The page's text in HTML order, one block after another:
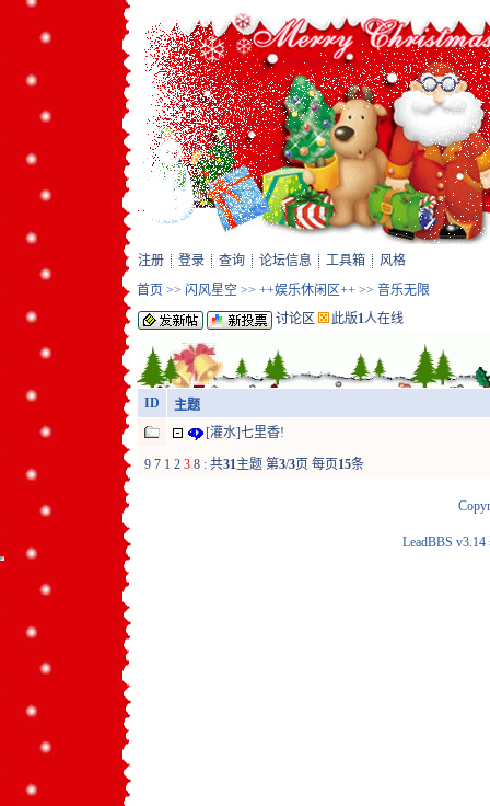
注册 登录 查询 论坛信息 工具箱
风格
首页 >> 闪风星空 >> ++娱乐休闲区++ >> 音乐无限
讨论区
此版1人在线
ID
主题
[灌水]七里香!
9 7 1 2 3 8 : 共31主题 第3/3页 每页15条
LeadBBS v3.14